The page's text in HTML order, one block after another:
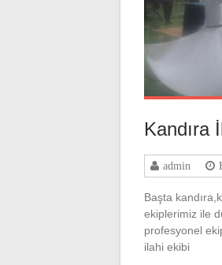
Kandıra
admin
Başta
ekiplerimiz ile
profesyonel
ilahi ekibi